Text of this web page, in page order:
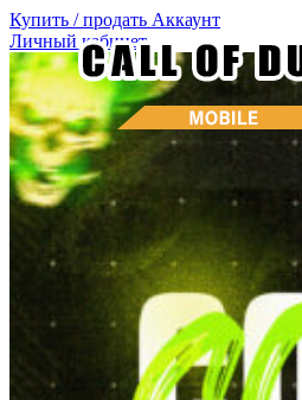
Купить / продать Аккаунт
Личный кабинет